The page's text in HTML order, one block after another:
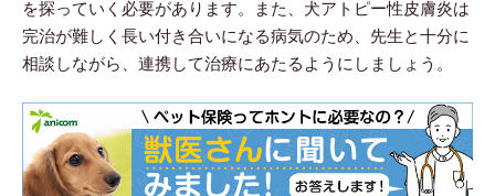
を探っていく必要があります。また、犬アトピー性皮膚炎は
完治が難しく長い付き合いになる病気のため、先生と十分に
相談しながら、連携して治療にあたるようにしましょう。